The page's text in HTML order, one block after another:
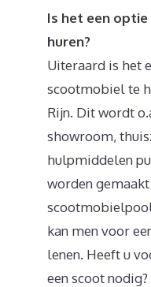
Is het een
huren?
Uiteraard is het
scootmobiel te
Rijn. Dit wordt
showroom,
hulpmiddelen
worden gemaakt
kan men voor
lenen. Heeft u
een scoot